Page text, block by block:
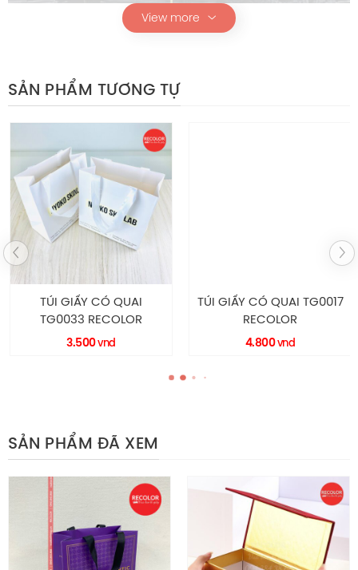
Thông Số Kỹ Thuật
Chi tiết Mô tả
Mã sản phẩm
Kiểu dáng
Chất liệu
Quai
Giấy Ivory 210
(Nhận theo yêu cầu)
Màu sắc
(Nhận theo yêu cầu)
Thương hiệu MÀU SẮC
Cấu kiện sản phẩm
View more
SẢN PHẨM TƯƠNG TỰ
TÚI GIẤY CÓ QUAI
TG0033 RECOLOR
3.500vnd
TÚI GIẤY CÓ QUAI TG0017
RECOLOR
4.800vnd
SẢN PHẨM ĐÃ XEM